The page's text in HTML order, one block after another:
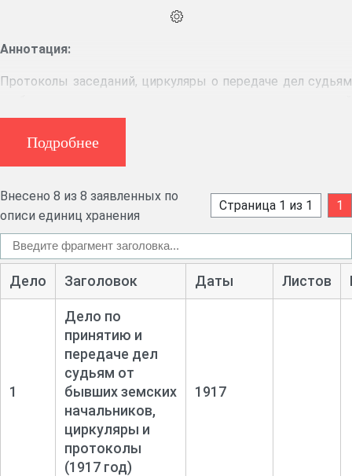
Аннотация:
Протоколы заседаний, циркуляры о передаче дел судьям
губернскому комиссару, расходе денежных средств,
положении в г. Верхотурье, о военнопленных, воинской
Подробнее
Внесено 8 из 8 заявленных по
описи единиц хранения
Страница 1 из 1 1
Дело Заголовок Даты Листов
1
Дело по
принятию и
передаче дел
судьям от
бывших земских
начальников,
циркуляры и
протоколы
(1917 год)
1917